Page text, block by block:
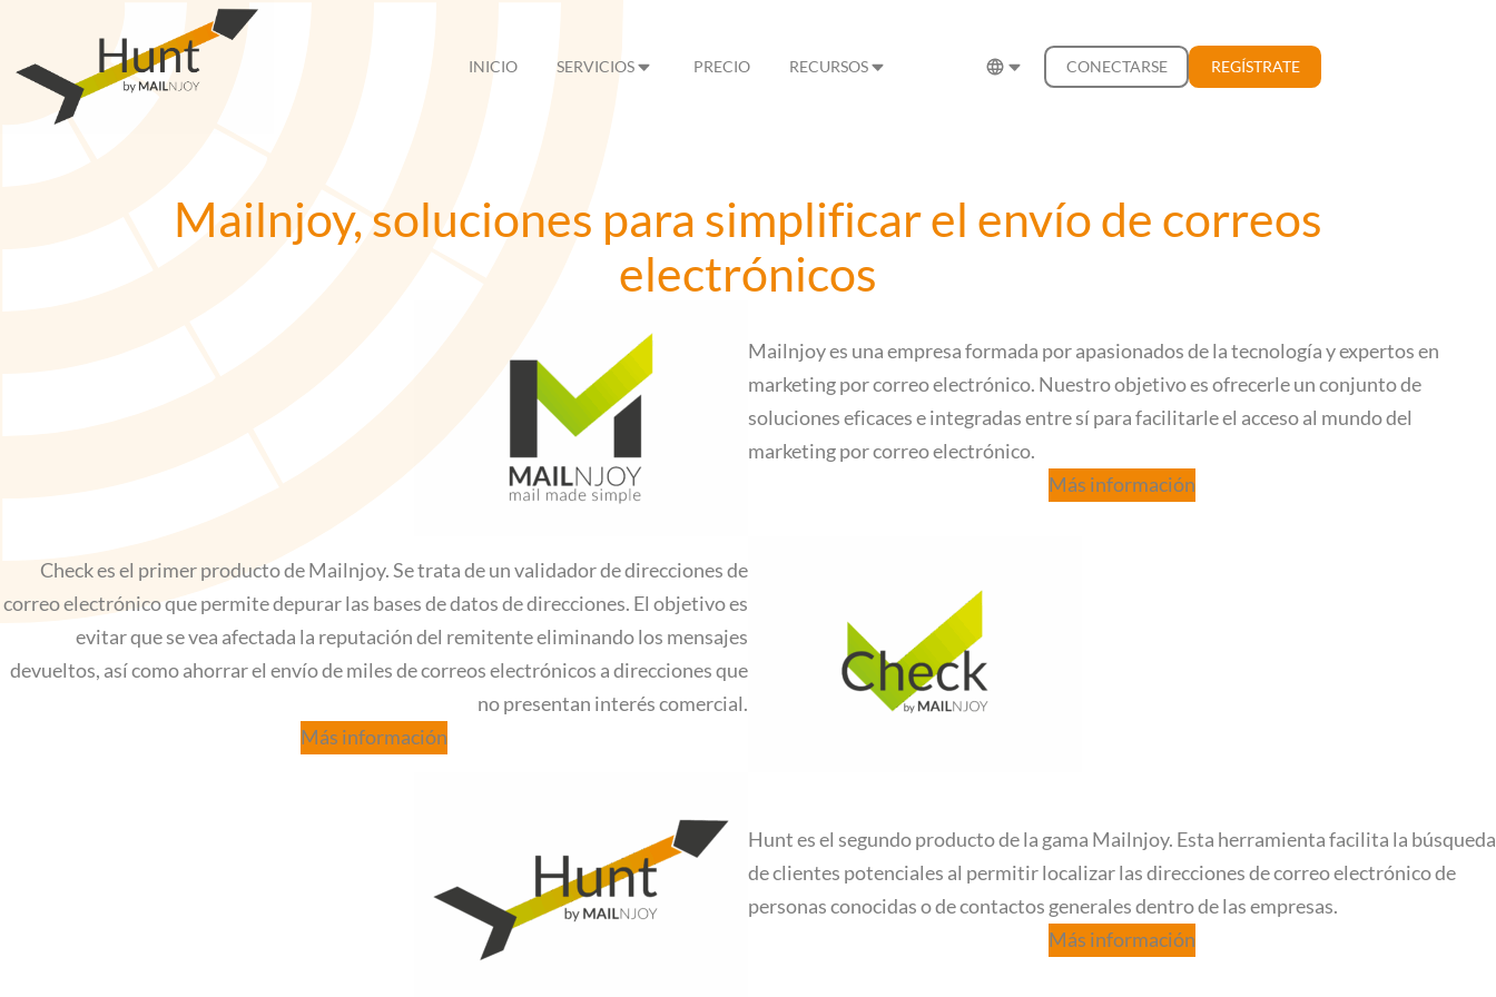
contenido
INICIO SERVICIOS PRECIO RECURSOS CONECTARSE REGÍSTRATE
Mailnjoy, soluciones para simplificar el envío de correos
electrónicos
Mailnjoy es una empresa formada por apasionados de la tecnología y expertos en
marketing por correo electrónico. Nuestro objetivo es ofrecerle un conjunto de
soluciones eficaces e integradas entre sí para facilitarle el acceso al mundo del
marketing por correo electrónico.
Más información
Check es el primer producto de Mailnjoy. Se trata de un validador de direcciones de
correo electrónico que permite depurar las bases de datos de direcciones. El objetivo es
evitar que se vea afectada la reputación del remitente eliminando los mensajes
devueltos, así como ahorrar el envío de miles de correos electrónicos a direcciones que
no presentan interés comercial.
Más información
Hunt es el segundo producto de la gama Mailnjoy. Esta herramienta facilita la búsqueda
de clientes potenciales al permitir localizar las direcciones de correo electrónico de
personas conocidas o de contactos generales dentro de las empresas.
Más información